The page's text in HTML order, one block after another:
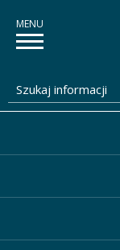
Szukaj informacji
Pokaż